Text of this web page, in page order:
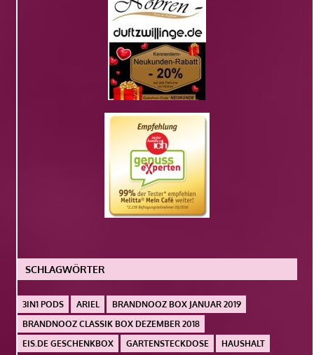
SCHLAGWÖRTER
3IN1 PODS ARIEL
BRANDNOOZ BOX JANUAR 2019
BRANDNOOZ CLASSIK BOX DEZEMBER 2018
EIS.DE GESCHENKBOX
GARTENSTECKDOSE HAUSHALT